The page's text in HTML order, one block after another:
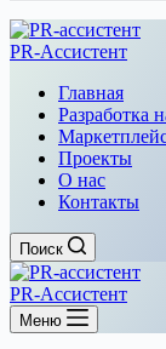
PR-Ассистент
Главная
Разработка
Проекты
О нас
Контакты
Поиск
PR-Ассистент
Меню